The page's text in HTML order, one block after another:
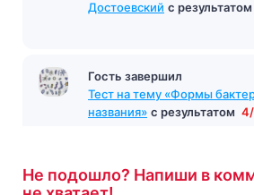
Достоевский с результатом
Гость завершил
Тест на тему «Формы
названия» с результатом
Не подошло? Напиши в